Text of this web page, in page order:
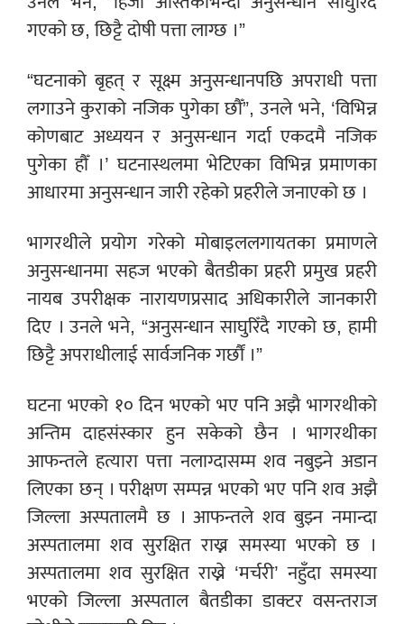
गएको छ, छिट्टै दोषी पत्ता लाग्छ ।”
“घटनाको बृहत् र सूक्ष्म अनुसन्धानपछि अपराधी पत्ता
लगाउने कुराको नजिक पुगेका छौँ”, उनले भने, ‘विभिन्न
कोणबाट अध्ययन र अनुसन्धान गर्दा एकदमै नजिक
पुगेका हौँ ।’ घटनास्थलमा भेटिएका विभिन्न प्रमाणका
आधारमा अनुसन्धान जारी रहेको प्रहरीले जनाएको छ ।
भागरथीले प्रयोग गरेको मोबाइललगायतका प्रमाणले
अनुसन्धानमा सहज भएको बैतडीका प्रहरी प्रमुख प्रहरी
नायब उपरीक्षक नारायणप्रसाद अधिकारीले जानकारी
दिए । उनले भने, “अनुसन्धान साघुरिँदै गएको छ, हामी
छिट्टै अपराधीलाई सार्वजनिक गर्छौं ।”
घटना भएको १० दिन भएको भए पनि अझै भागरथीको
अन्तिम दाहसंस्कार हुन सकेको छैन । भागरथीका
आफन्तले हत्यारा पत्ता नलाग्दासम्म शव नबुझ्ने अडान
लिएका छन् । परीक्षण सम्पन्न भएको भए पनि शव अझै
जिल्ला अस्पतालमै छ । आफन्तले शव बुझ्न नमान्दा
अस्पतालमा शव सुरक्षित राख्न समस्या भएको छ ।
अस्पतालमा शव सुरक्षित राख्ने ‘मर्चरी’ नहुँदा समस्या
भएको जिल्ला अस्पताल बैतडीका डाक्टर वसन्तराज